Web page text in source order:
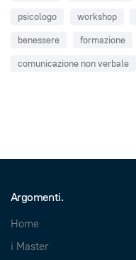
psicologo
workshop
benessere
formazione
comunicazione non verbale
Argomenti.
Home
i Master